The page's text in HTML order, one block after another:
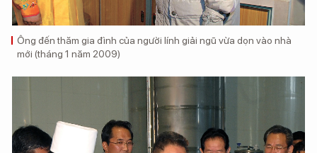
Ông đến thăm gia đình của người lính giải ngũ vừa dọn vào nhà
mới (tháng 1 năm 2009)